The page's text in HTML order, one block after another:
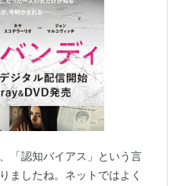
「認知バイアス」という言
ましたね。ネットではよく